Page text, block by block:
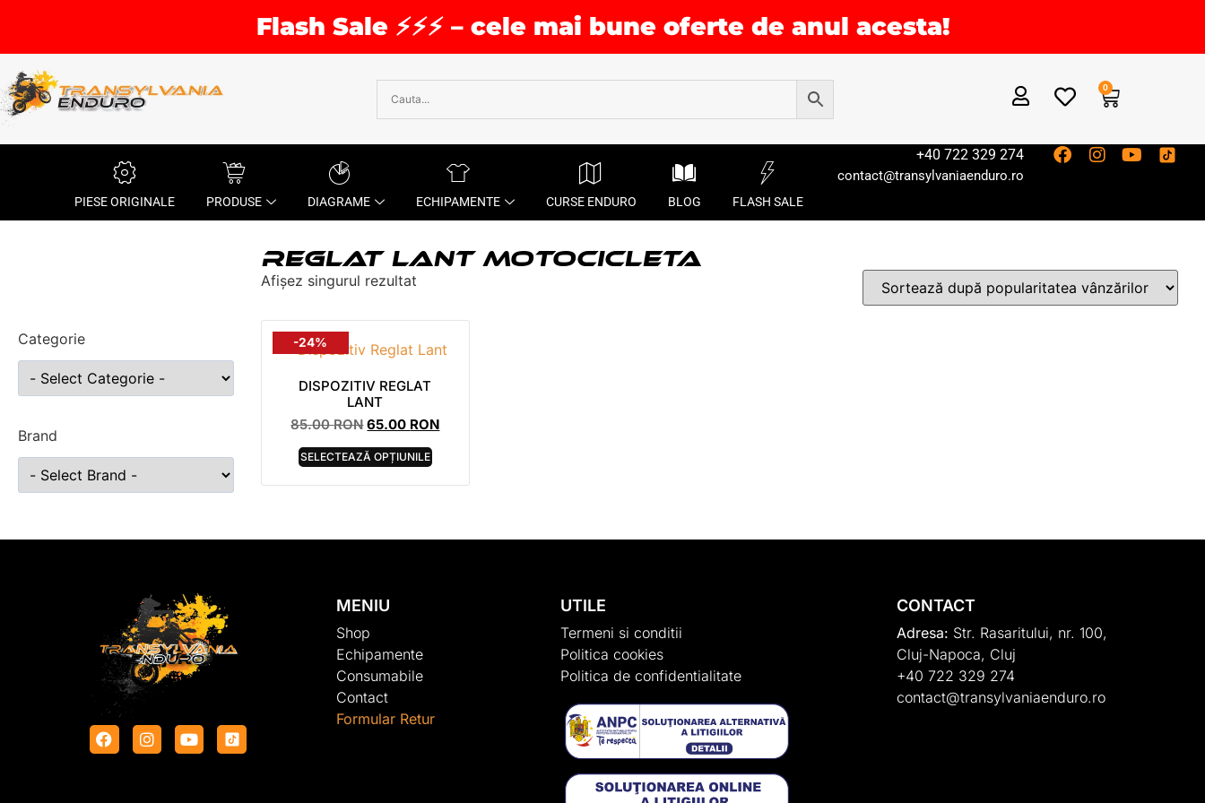
Flash Sale ⚡⚡⚡ – cele mai bune oferte de anul acesta!
0
PIESE ORIGINALE PRODUSE DIAGRAME ECHIPAMENTE CURSE ENDURO BLOG FLASH SALE
+40 722 329 274
contact@transylvaniaenduro.ro
Categorie
Brand
REGLAT LANT MOTOCICLETA
Afișez singurul rezultat
-24%
DISPOZITIV REGLAT
LANT
85.00RON 65.00 RON
SELECTEAZĂ OPȚIUNILE
MENIU
Shop
Echipamente
Consumabile
Contact
Formular Retur
UTILE
Termeni si conditii
Politica cookies
Politica de confidentialitate
CONTACT
Adresa: Str. Rasaritului, nr. 100,
Cluj-Napoca, Cluj
+40 722 329 274
contact@transylvaniaenduro.ro